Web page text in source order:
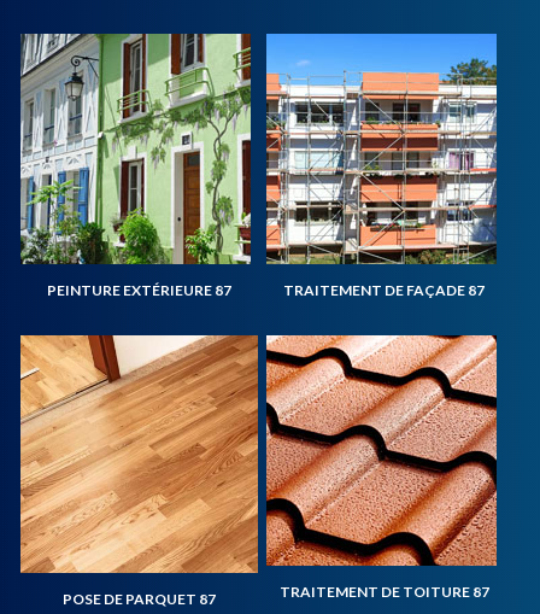
PEINTURE EXTÉRIEURE 87 TRAITEMENT DE FAÇADE 87
POSE DE PARQUET 87 TRAITEMENT DE TOITURE 87